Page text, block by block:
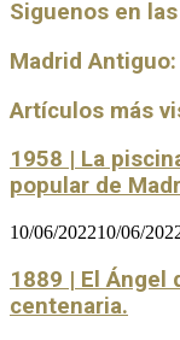
Siguenos en
Madrid Antiguo:
Artículos más
1958 | La
popular de
10/06/202210/06/
1889 | El
centenaria.